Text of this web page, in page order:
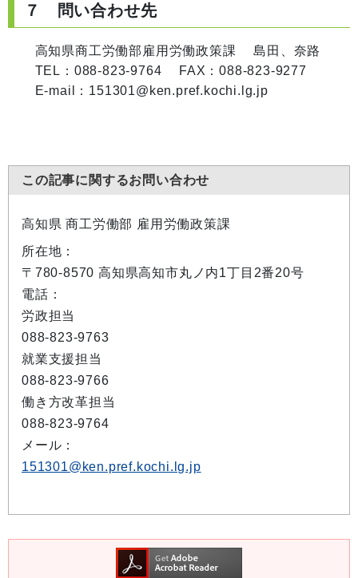
７ 問い合わせ先
高知県商工労働部雇用労働政策課 島田、奈路
TEL：088-823-9764 FAX：088-823-9277
E-mail：151301@ken.pref.kochi.lg.jp
この記事に関するお問い合わせ
高知県 商工労働部 雇用労働政策課
所在地：
〒780-8570 高知県高知市丸ノ内1丁目2番20号
電話：
労政担当
088-823-9763
就業支援担当
088-823-9766
働き方改革担当
088-823-9764
メール：
151301@ken.pref.kochi.lg.jp